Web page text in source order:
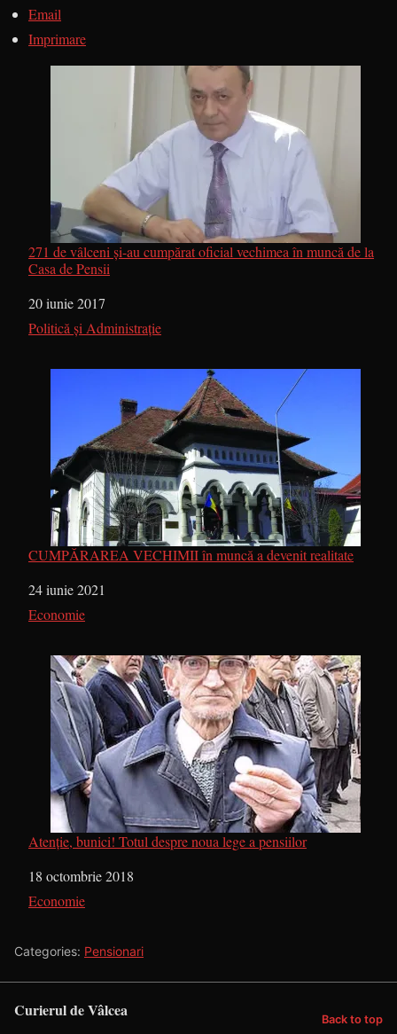
Email
Imprimare
271 de vâlceni și-au cumpărat oficial vechimea în muncă de la
Casa de Pensii
Dată
20 iunie 2017
În legătură cu
Politică și Administrație
CUMPĂRAREA VECHIMII în muncă a devenit realitate
Dată
24 iunie 2021
În legătură cu
Economie
Atenție, bunici! Totul despre noua lege a pensiilor
Dată
18 octombrie 2018
În legătură cu
Economie
Categories: Pensionari
Curierul de Vâlcea Back to top